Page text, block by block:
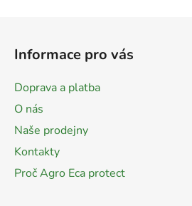
Informace pro vás
Doprava a platba
O nás
Naše prodejny
Kontakty
Proč Agro Eca protect